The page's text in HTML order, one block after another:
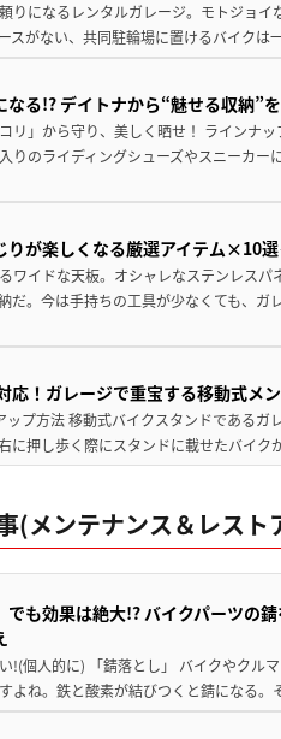
りになるレンタルガレージ。モトジョ
スがない、共同駐輪場に置けるバイク
る!? デイトナから“魅せる収納”
リ」から守り、美しく晒せ！ ラインナ
りのライディングシューズやスニーカー
りが楽しくなる厳選アイテム×10
ワイドな天板。オシャレなステンレス
だ。今は手持ちの工具が少なくても、ガ
応！ガレージで重宝する移動式メ
ップ方法 移動式バイクスタンドであるガ
に押し歩く際にスタンドに載せたバイ
(メンテナンス＆レスト
でも効果は絶大!? バイクパーツの
!(個人的に) 「錆落とし」 バイクやクル
よね。鉄と酸素が結びつくと錆になる